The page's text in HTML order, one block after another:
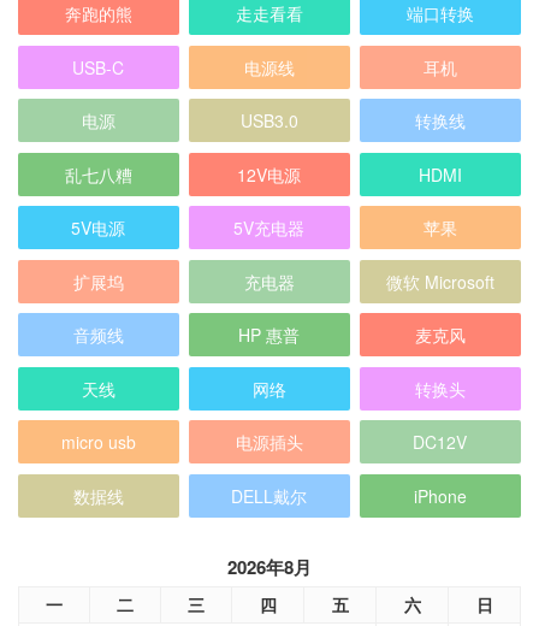
奔跑的熊 走走看看 端口转换
USB-C 电源线 耳机
电源 USB3.0 转换线
乱七八糟 12V电源 HDMI
5V电源 5V充电器 苹果
扩展坞 充电器 微软 Microsoft
音频线 HP 惠普 麦克风
天线 网络 转换头
micro usb 电源插头 DC12V
数据线 DELL戴尔 iPhone
2026年8月
一 二 三 四 五 六 日